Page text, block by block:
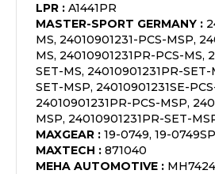
LPR : A1441PR
MASTER-SPORT GERMANY :
MS, 24010901231-PCS-MSP,
MS, 24010901231PR-PCS-MS,
SET-MS, 24010901231PR-SET-
SET-MSP, 24010901231SE-
24010901231PR-PCS-MSP,
MSP, 24010901231PR-SET-
MAXGEAR : 19-0749, 19-
MAXTECH : 871040
MEHA AUTOMOTIVE :